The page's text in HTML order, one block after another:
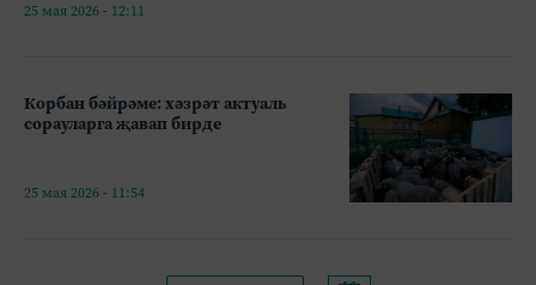
25 мая 2026 - 12:11
Корбан бәйрәме: хәзрәт актуаль
сорауларга җавап бирде
25 мая 2026 - 11:54